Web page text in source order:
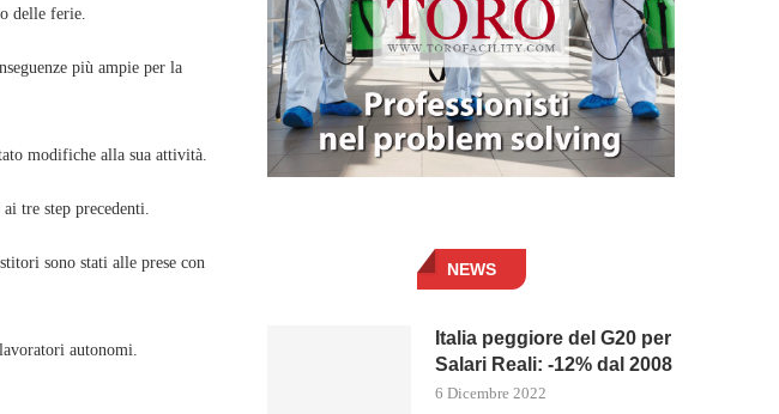
delle ferie.
più ampie per la
modifiche alla sua attività.
tre step precedenti.
sono stati alle prese con
autonomi.
NEWS
Italia peggiore del G20 per
Salari Reali: -12% dal 2008
6 Dicembre 2022